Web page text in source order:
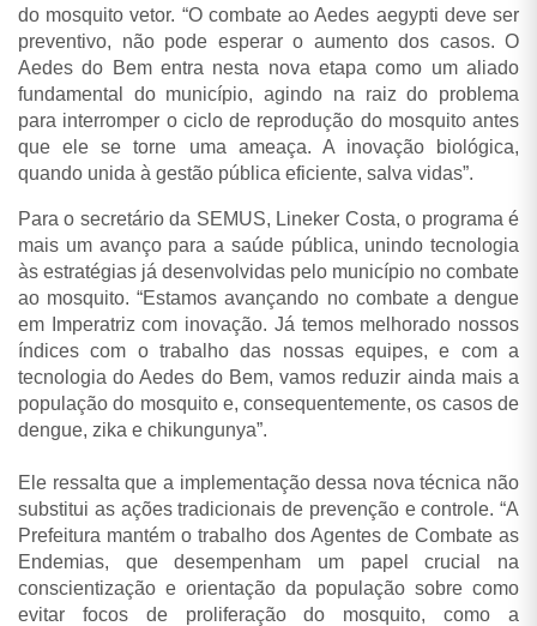
do mosquito vetor. “O combate ao Aedes aegypti deve ser
preventivo, não pode esperar o aumento dos casos. O
Aedes do Bem entra nesta nova etapa como um aliado
fundamental do município, agindo na raiz do problema
para interromper o ciclo de reprodução do mosquito antes
que ele se torne uma ameaça. A inovação biológica,
quando unida à gestão pública eficiente, salva vidas”.
Para o secretário da SEMUS, Lineker Costa, o programa é
mais um avanço para a saúde pública, unindo tecnologia
às estratégias já desenvolvidas pelo município no combate
ao mosquito. “Estamos avançando no combate a dengue
em Imperatriz com inovação. Já temos melhorado nossos
índices com o trabalho das nossas equipes, e com a
tecnologia do Aedes do Bem, vamos reduzir ainda mais a
população do mosquito e, consequentemente, os casos de
dengue, zika e chikungunya”.
Ele ressalta que a implementação dessa nova técnica não
substitui as ações tradicionais de prevenção e controle. “A
Prefeitura mantém o trabalho dos Agentes de Combate as
Endemias, que desempenham um papel crucial na
conscientização e orientação da população sobre como
evitar focos de proliferação do mosquito, como a